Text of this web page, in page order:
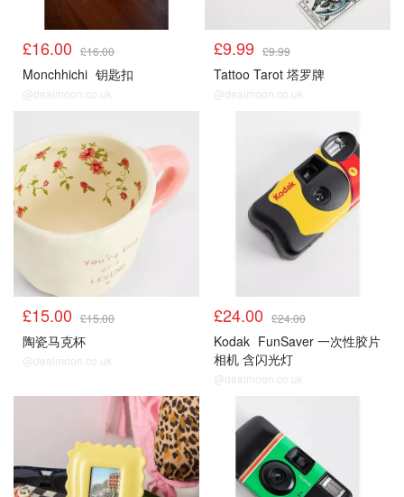
£16.00 £16.00
Monchhichi 钥匙扣
@dealmoon.co.uk
£9.99 £9.99
Tattoo Tarot 塔罗牌
@dealmoon.co.uk
£15.00 £15.00
陶瓷马克杯
@dealmoon.co.uk
£24.00 £24.00
Kodak FunSaver 一次性胶片
相机 含闪光灯
@dealmoon.co.uk